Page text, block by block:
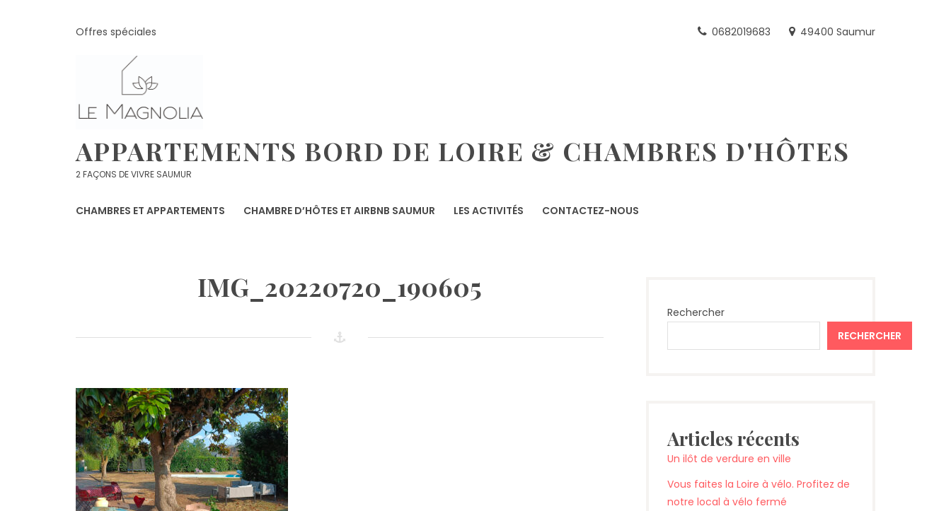
Offres spéciales 0682019683 49400 Saumur
APPARTEMENTS BORD DE LOIRE & CHAMBRES D'HÔTES
2 FAÇONS DE VIVRE SAUMUR
CHAMBRES ET APPARTEMENTS CHAMBRE D’HÔTES ET AIRBNB SAUMUR LES ACTIVITÉS CONTACTEZ-NOUS
IMG_20220720_190605
Rechercher
RECHERCHER
Articles récents
Un ilôt de verdure en ville
Vous faites la Loire à vélo. Profitez de
notre local à vélo fermé